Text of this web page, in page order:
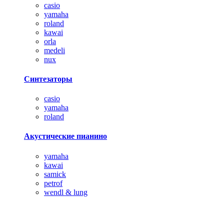
casio
yamaha
roland
kawai
orla
medeli
nux
Синтезаторы
casio
yamaha
roland
Акустические пианино
yamaha
kawai
samick
petrof
wendl & lung